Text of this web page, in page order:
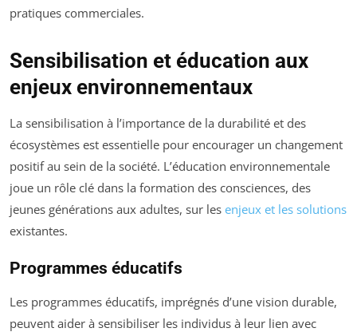
pratiques commerciales.
Sensibilisation et éducation aux
enjeux environnementaux
La sensibilisation à l’importance de la durabilité et des
écosystèmes est essentielle pour encourager un changement
positif au sein de la société. L’éducation environnementale
joue un rôle clé dans la formation des consciences, des
jeunes générations aux adultes, sur les enjeux et les solutions
existantes.
Programmes éducatifs
Les programmes éducatifs, imprégnés d’une vision durable,
peuvent aider à sensibiliser les individus à leur lien avec